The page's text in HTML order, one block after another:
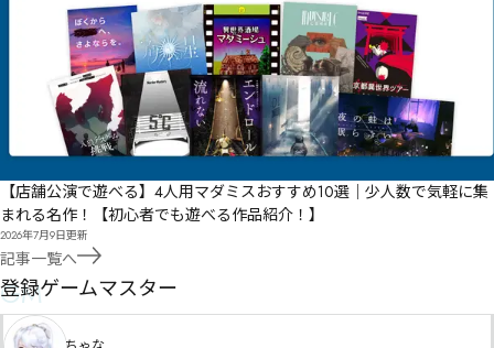
【店舗公演で遊べる】4人用マダミスおすすめ10選｜少人数で気軽に集
まれる名作！【初心者でも遊べる作品紹介！】
2026年7月9日更新
記事一覧へ
GM
登録ゲームマスター